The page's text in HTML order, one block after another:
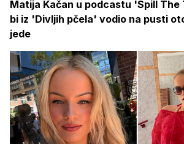
Matija Kačan u podcastu 'Spill
bi iz 'Divljih pčela' vodio na pusti
jede